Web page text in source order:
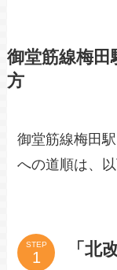
御堂筋線梅田
方
御堂筋線梅田
への道順は、
STEP
「北